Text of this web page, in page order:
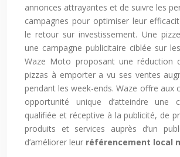
annonces attrayantes et de suivre les
campagnes pour optimiser leur
le retour sur investissement. Une
une campagne publicitaire ciblée sur
Waze Moto proposant une réduction
pizzas à emporter a vu ses ventes
pendant les week-ends. Waze offre aux
opportunité unique d’atteindre une
qualifiée et réceptive à la publicité, de
produits et services auprès d’un
d’améliorer leur référencement local